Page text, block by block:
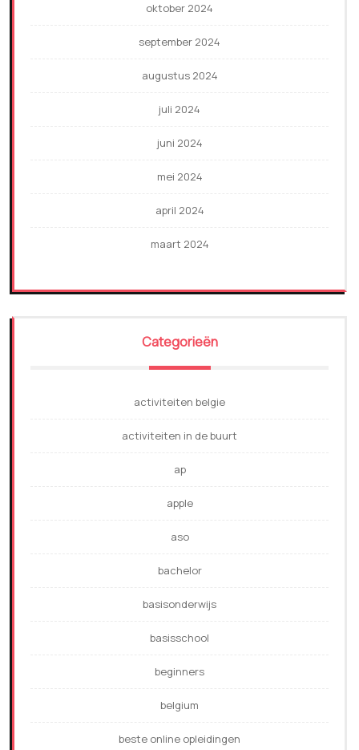
oktober 2024
september 2024
augustus 2024
juli 2024
juni 2024
mei 2024
april 2024
maart 2024
Categorieën
activiteiten belgie
activiteiten in de buurt
ap
apple
aso
bachelor
basisonderwijs
basisschool
beginners
belgium
beste online opleidingen